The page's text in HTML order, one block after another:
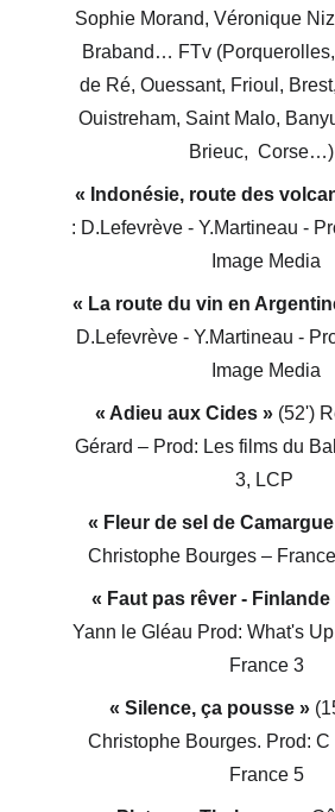
Sophie Morand, Véronique
Braband… FTv
de Ré, Ouessant, Frioul,
Ouistreham, Saint Malo,
Brieuc,  Corse…)
« Indonésie, route des
: D.Lefevrève - Y.Martineau -
Image Media
« La route du vin en
D.Lefevrève - Y.Martineau -
Image Media
« Adieu aux Cides » (52')
Gérard – Prod: Les films du
3, LCP
« Fleur de sel de
Christophe Bourges –
« Faut pas rêver - Finlande
Yann le Gléau Prod: What's
France 3
« Silence, ça pousse »
Christophe Bourges. Prod:
France 5